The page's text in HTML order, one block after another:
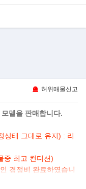
허위매물신고
델을 판매합니다.
상태 그대로 유지) : 리
중 최고 컨디션)
경정비 완료하였습니